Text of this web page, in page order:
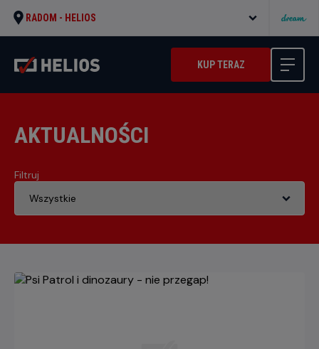
RADOM - HELIOS
KUP TERAZ
AKTUALNOŚCI
Filtruj